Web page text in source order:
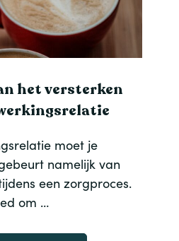
het versterken
moet je
namelijk van
een zorgproces.
om …